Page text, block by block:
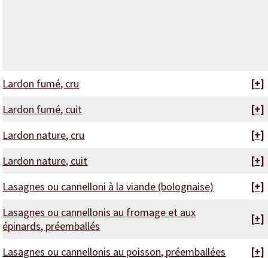
Lardon fumé, cru
[+]
Lardon fumé, cuit
[+]
Lardon nature, cru
[+]
Lardon nature, cuit
[+]
Lasagnes ou cannelloni à la viande (bolognaise)
[+]
Lasagnes ou cannellonis au fromage et aux
épinards, préemballés
[+]
Lasagnes ou cannellonis au poisson, préemballées [+]